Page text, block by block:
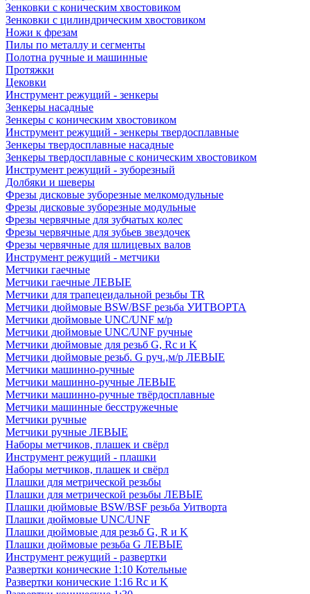
Зенковки с коническим хвостовиком
Зенковки с цилиндрическим хвостовиком
Ножи к фрезам
Пилы по металлу и сегменты
Полотна ручные и машинные
Протяжки
Цековки
Инструмент режущий - зенкеры
Зенкеры насадные
Зенкеры с коническим хвостовиком
Инструмент режущий - зенкеры твердосплавные
Зенкеры твердосплавные насадные
Зенкеры твердосплавные с коническим хвостовиком
Инструмент режущий - зуборезный
Долбяки и шеверы
Фрезы дисковые зуборезные мелкомодульные
Фрезы дисковые зуборезные модульные
Фрезы червячные для зубчатых колес
Фрезы червячные для зубьев звездочек
Фрезы червячные для шлицевых валов
Инструмент режущий - метчики
Метчики гаечные
Метчики гаечные ЛЕВЫЕ
Метчики для трапецеидальной резьбы TR
Метчики дюймовые BSW/BSF резьба УИТВОРТА
Метчики дюймовые UNC/UNF м/р
Метчики дюймовые UNC/UNF ручные
Метчики дюймовые для резьб G, Rc и K
Метчики дюймовые резьб. G руч.,м/р ЛЕВЫЕ
Метчики машинно-ручные
Метчики машинно-ручные ЛЕВЫЕ
Метчики машинно-ручные твёрдосплавные
Метчики машинные бесстружечные
Метчики ручные
Метчики ручные ЛЕВЫЕ
Наборы метчиков, плашек и свёрл
Инструмент режущий - плашки
Наборы метчиков, плашек и свёрл
Плашки для метрической резьбы
Плашки для метрической резьбы ЛЕВЫЕ
Плашки дюймовые BSW/BSF резьба Уитворта
Плашки дюймовые UNC/UNF
Плашки дюймовые для резьб G, R и K
Плашки дюймовые резьба G ЛЕВЫЕ
Инструмент режущий - развертки
Развертки конические 1:10 Котельные
Развертки конические 1:16 Rc и K